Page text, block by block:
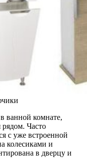
ванной комнате,
рядом. Часто
с уже встроенной
колесиками и
в дверцу и